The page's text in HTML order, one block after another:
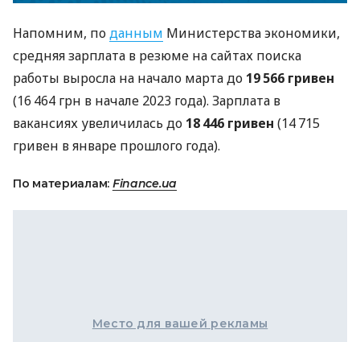
Напомним, поданным Министерства экономики,
средняя зарплата в резюме на сайтах поиска
работы выросла на начало марта до 19 566 гривен
(16 464 грн в начале 2023 года). Зарплата в
вакансиях увеличилась до 18 446 гривен (14 715
гривен в январе прошлого года).
По материалам: Finance.ua
Место для вашей рекламы